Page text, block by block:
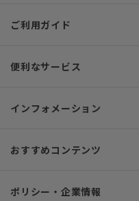
ご利用ガイド
便利なサービス
インフォメーション
おすすめコンテンツ
ポリシー・企業情報